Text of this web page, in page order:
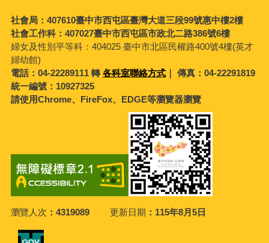
社會局：407610臺中市西屯區臺灣大道三段99號惠中樓2樓
社會工作科：407027臺中市西屯區市政北二路386號6樓
婦女及性別平等科： 404025 臺中市北區民權路400號4樓(英才
婦幼館)
電話：04-22289111 轉各科室聯絡方式｜ 傳真：04-22291819
統一編號：10927325
請使用Chrome、FireFox、EDGE等瀏覽器瀏覽
瀏覽人次 4319089 更新日期 115年8月5日